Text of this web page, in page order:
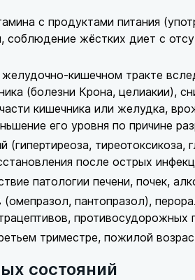
с продуктами питания
соблюдение жёстких диет с
кишечном тракте
(болезни Крона, целиакии),
кишечника или желудка,
его уровня по причине
тиреотоксикоза,
после острых
патологии печени, почек,
пантопразол),
противосудорожных
триместре, пожилой
состояний